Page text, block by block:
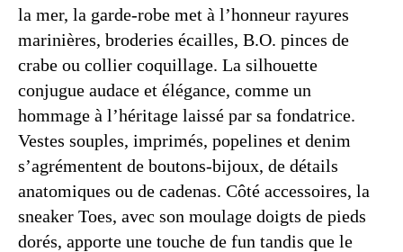
la mer, la garde-robe met à l’honneur rayures
marinières, broderies écailles, B.O. pinces de
crabe ou collier coquillage. La silhouette
conjugue audace et élégance, comme un
hommage à l’héritage laissé par sa fondatrice.
Vestes souples, imprimés, popelines et denim
s’agrémentent de boutons-bijoux, de détails
anatomiques ou de cadenas. Côté accessoires, la
sneaker Toes, avec son moulage doigts de pieds
dorés, apporte une touche de fun tandis que le